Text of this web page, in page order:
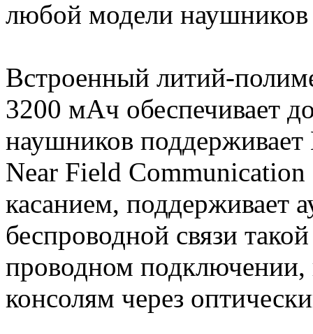
любой модели наушников
Встроенный литий-
3200 мАч обеспечивает
наушников
Near Field
касанием, поддерживает
беспроводной связи
проводном подключении,
консолям через